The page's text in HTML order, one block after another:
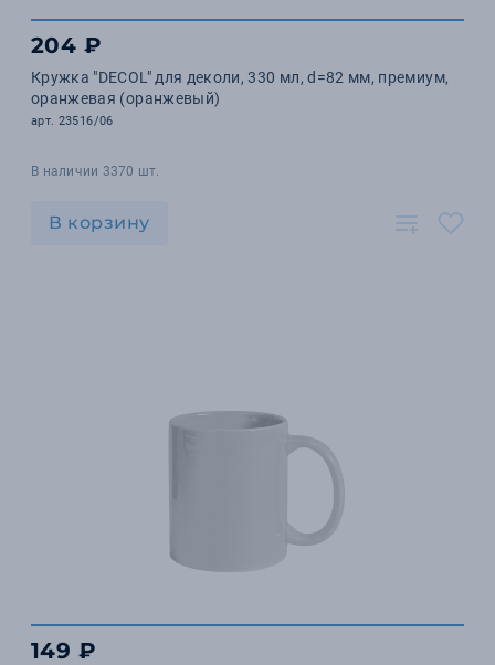
204 ₽
Кружка "DECOL" для деколи, 330 мл, d=82 мм, премиум,
оранжевая (оранжевый)
арт. 23516/06
В наличии 3370 шт.
В корзину
149 ₽